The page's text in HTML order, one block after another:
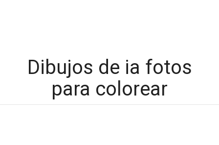
Dibujos de ia fotos
para colorear